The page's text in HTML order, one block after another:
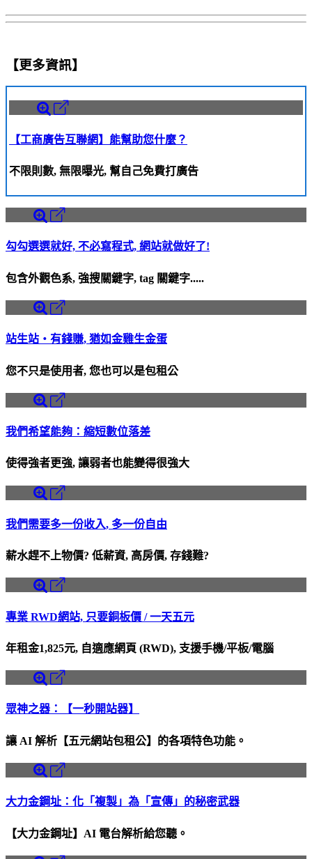
【更多資訊】
【工商廣告互聯網】能幫助您什麼？
不限則數, 無限曝光, 幫自己免費打廣告
勾勾選選就好, 不必寫程式, 網站就做好了!
包含外觀色系, 強搜關鍵字, tag 關鍵字.....
站生站・有錢賺, 猶如金雞生金蛋
您不只是使用者, 您也可以是包租公
我們希望能夠：縮短數位落差
使得強者更強, 讓弱者也能變得很強大
我們需要多一份收入, 多一份自由
薪水趕不上物價? 低薪資, 高房價, 存錢難?
專業 RWD網站, 只要銅板價 / 一天五元
年租金1,825元, 自適應網頁 (RWD), 支援手機/平板/電腦
眾神之器：【一秒開站器】
讓 AI 解析【五元網站包租公】的各項特色功能。
大力金鋼址：化「複製」為「宣傳」的秘密武器
【大力金鋼址】AI 電台解析給您聽。